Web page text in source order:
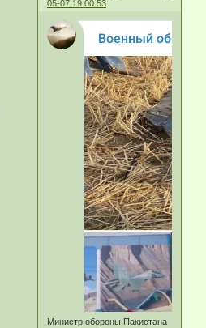
05-07 19:00:53
Министр обороны Пакистана